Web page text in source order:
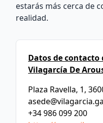
estarás más cerca de
realidad.
Datos de
Vilagarcía De
Plaza Ravella, 1,
+34 986 099 200